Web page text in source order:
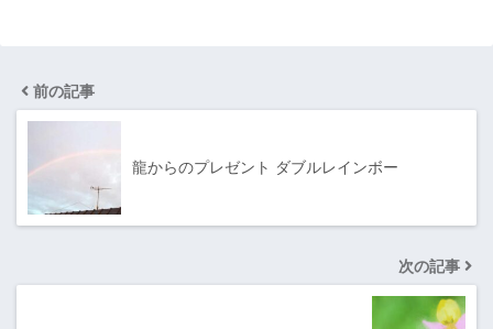
前の記事
龍からのプレゼント ダブルレインボー
次の記事